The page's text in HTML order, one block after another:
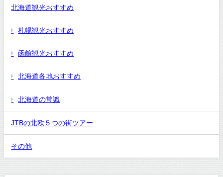
北海道観光おすすめ
札幌観光おすすめ
函館観光おすすめ
北海道各地おすすめ
北海道の常識
JTBの北欧５つの街ツアー
その他